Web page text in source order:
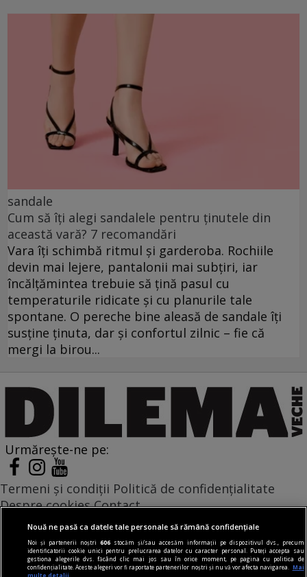
sandale
Cum să îți alegi sandalele pentru ținutele din
această vară? 7 recomandări
Vara îți schimbă ritmul și garderoba. Rochiile
devin mai lejere, pantalonii mai subțiri, iar
încălțămintea trebuie să țină pasul cu
temperaturile ridicate și cu planurile tale
spontane. O pereche bine aleasă de sandale îți
susține ținuta, dar și confortul zilnic – fie că
mergi la birou...
Urmărește-ne pe:
Termeni și condiții Politică de confidențialitate
Despre cookies Contact
Modifică preferințe pentru confidențialitate
© Toate drepturile rezervate Adevarul Holding 2026
Din rețeaua Adevărul Holding:
Nouă ne pasă ca datele tale personale să rămână confidențiale
Noi și partenerii noștri606 stocăm și/sau accesăm informații pe dispozitivul dvs., precum
identificatorii cookie unici pentru prelucrarea datelor cu caracter personal. Puteți accepta sau
gestiona alegerile dvs. făcând clic mai jos sau în orice moment, pe pagina cu politica de
confidențialitate. Aceste alegeri vor fi raportate partenerilor noștri și nu vă vor afecta navigarea.
Mai
multe detalii